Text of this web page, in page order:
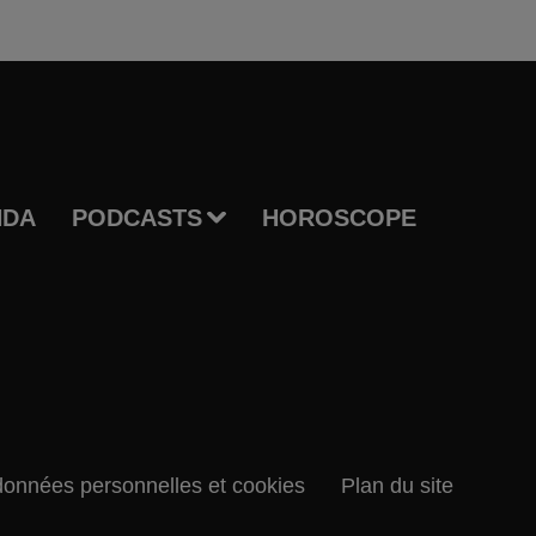
PODCASTS HOROSCOPE
personnelles et cookies Plan du site